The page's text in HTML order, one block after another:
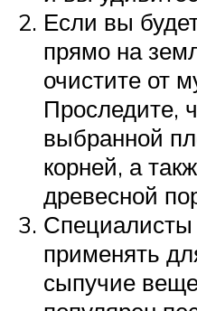
Если вы
прямо на
очистите от
Проследите,
выбранной
корней, а
древесной
применять
сыпучие